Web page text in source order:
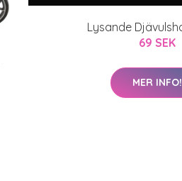
Lysande
69 SEK
MER INFO!